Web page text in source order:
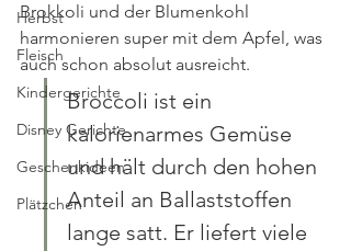
Herbst
Fleisch
Kindergerichte
Disney Gerichte
Geschenkideen
Plätzchen
Brokkoli und der Blumenkohl
harmonieren super mit dem Apfel, was
auch schon absolut ausreicht.
Broccoli ist ein
kalorienarmes Gemüse
und hält durch den hohen
Anteil an Ballaststoffen
lange satt. Er liefert viele